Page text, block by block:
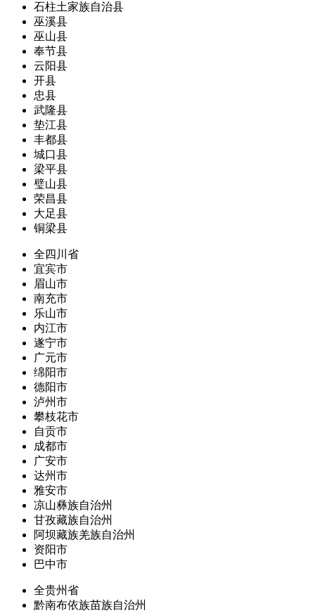
石柱土家族自治县
巫溪县
巫山县
奉节县
云阳县
开县
忠县
武隆县
垫江县
丰都县
城口县
梁平县
璧山县
荣昌县
大足县
铜梁县
全四川省
宜宾市
眉山市
南充市
乐山市
内江市
遂宁市
广元市
绵阳市
德阳市
泸州市
攀枝花市
自贡市
成都市
广安市
达州市
雅安市
凉山彝族自治州
甘孜藏族自治州
阿坝藏族羌族自治州
资阳市
巴中市
全贵州省
黔南布依族苗族自治州